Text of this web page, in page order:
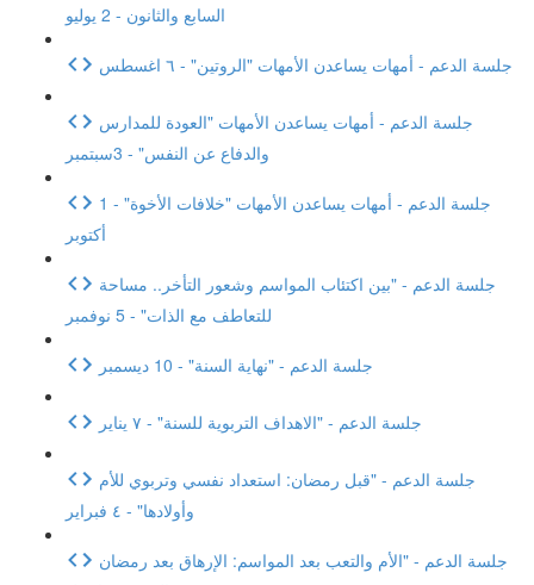
السابع والثانون - 2 يوليو
جلسة الدعم - أمهات يساعدن الأمهات "الروتين" - ٦ اغسطس
جلسة الدعم - أمهات يساعدن الأمهات "العودة للمدارس
والدفاع عن النفس" - 3سبتمبر
جلسة الدعم - أمهات يساعدن الأمهات "خلافات الأخوة" - 1
أكتوبر
جلسة الدعم - "بين اكتئاب المواسم وشعور التأخر.. مساحة
للتعاطف مع الذات" - 5 نوفمبر
جلسة الدعم - "نهاية السنة" - 10 ديسمبر
جلسة الدعم - "الاهداف التربوية للسنة" - ٧ يناير
جلسة الدعم - "قبل رمضان: استعداد نفسي وتربوي للأم
وأولادها" - ٤ فبراير
جلسة الدعم - "الأم والتعب بعد المواسم: الإرهاق بعد رمضان